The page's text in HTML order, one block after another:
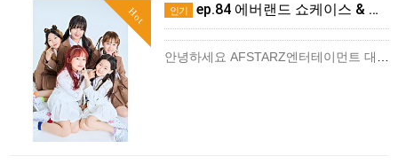
Hot 인기 ep.84 에버랜드 쇼케이스 & 버스킹 후기!